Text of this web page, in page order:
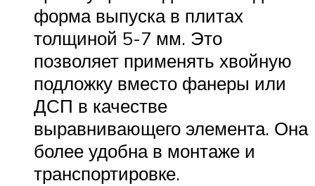
форма выпуска в плитах
толщиной 5-7 мм. Это
позволяет применять хвойную
подложку вместо фанеры или
ДСП в качестве
выравнивающего элемента. Она
более удобна в монтаже и
транспортировке.